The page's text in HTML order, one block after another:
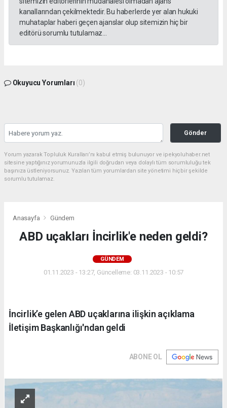
kanallarından çekilmektedir. Bu haberlerde yer alan hukuki
muhataplar haberi geçen ajanslar olup sitemizin hiç bir
editörü sorumlu tutulamaz...
Okuyucu Yorumları (0)
Gönder
Yorum yazarak Topluluk Kuralları’nı kabul etmiş bulunuyor ve ipekyoluhaber.net
sitesine yaptığınız yorumunuzla ilgili doğrudan veya dolaylı tüm sorumluluğu tek
başınıza üstleniyorsunuz. Yazılan tüm yorumlardan site yönetimi hiçbir şekilde
sorumlu tutulamaz.
Anasayfa Gündem
ABD uçakları İncirlik'e neden geldi?
GÜNDEM
01.11.2023 - 13:27, Güncelleme: 03.11.2023 - 10:57
İncirlik’e gelen ABD uçaklarına ilişkin açıklama
İletişim Başkanlığı'ndan geldi
ABONE OL